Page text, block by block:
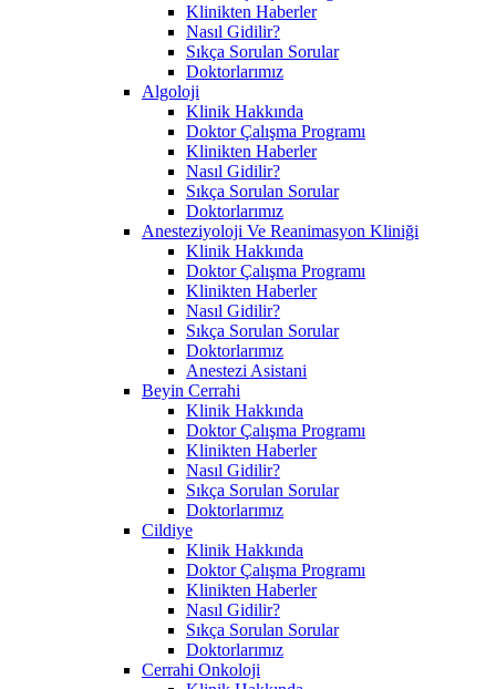
Klinikten Haberler
Nasıl Gidilir?
Sıkça Sorulan Sorular
Doktorlarımız
Algoloji
Klinik Hakkında
Doktor Çalışma Programı
Klinikten Haberler
Nasıl Gidilir?
Sıkça Sorulan Sorular
Doktorlarımız
Anesteziyoloji Ve Reanimasyon Kliniği
Klinik Hakkında
Doktor Çalışma Programı
Klinikten Haberler
Nasıl Gidilir?
Sıkça Sorulan Sorular
Doktorlarımız
Anestezi Asistani
Beyin Cerrahi
Klinik Hakkında
Doktor Çalışma Programı
Klinikten Haberler
Nasıl Gidilir?
Sıkça Sorulan Sorular
Doktorlarımız
Cildiye
Klinik Hakkında
Doktor Çalışma Programı
Klinikten Haberler
Nasıl Gidilir?
Sıkça Sorulan Sorular
Doktorlarımız
Cerrahi Onkoloji